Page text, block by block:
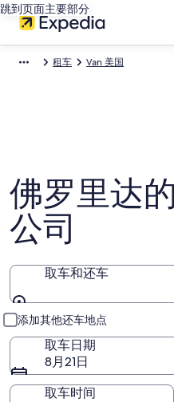
跳到页面主要部分
租车 Van 美国
佛罗里达
公司
取车和还车
取车和还车
添加其他还车地点
取车日期
8月21日
取车时间